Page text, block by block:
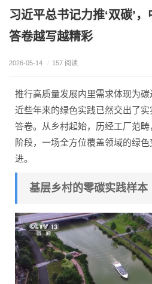
习近平总书记力推‘双碳’
答卷越写越精彩
2026-05-14 / 157 阅读
推行高质量发展内里需求体现为
近些年来的绿色实践已然交出了
答卷。从乡村起始，历经工厂范
阶段，一场全方位覆盖领域的绿
进。
基层乡村的零碳实践样本